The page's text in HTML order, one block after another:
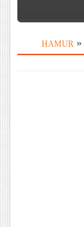
HAMUR »